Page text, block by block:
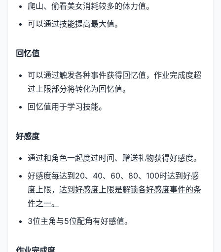
爬山、偷看美女消耗较多的体力值。
可以通过技能提高最大值。
回忆值
可以通过触发各种事件获得回忆值，作业完成度超
过上限部分将转化为回忆值。
回忆值用于学习技能。
好感度
通过和角色一起度过时间、赠送礼物获得好感度。
好感度每达到20、40、60、80、100时达到好感
度上限， 达到好感度上限是解锁各好感度事件的条
件之一。
3位主角与5位配角有好感值。